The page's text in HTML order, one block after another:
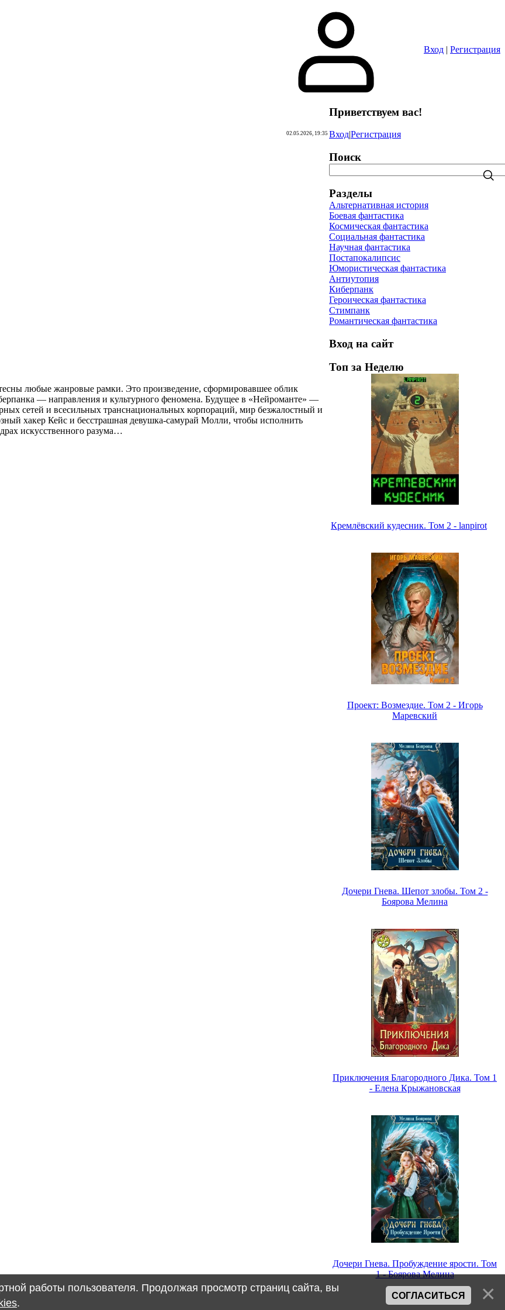
Вход | Регистрация
02.05.2026, 19:35
любые жанровые рамки. Это произведение, сформировавшее облик
— направления и культурного феномена. Будущее в «Нейроманте» —
сетей и всесильных транснациональных корпораций, мир безжалостный и
хакер Кейс и бесстрашная девушка‑самурай Молли, чтобы исполнить
искусственного разума…
Приветствуем вас!
Вход|Регистрация
Поиск
Разделы
Альтернативная история
Боевая фантастика
Космическая фантастика
Социальная фантастика
Научная фантастика
Постапокалипсис
Юмористическая фантастика
Антиутопия
Киберпанк
Героическая фантастика
Стимпанк
Романтическая фантастика
Вход на сайт
Топ за Неделю
Кремлёвский кудесник. Том 2 - lanpirot
Проект: Возмездие. Том 2 - Игорь
Маревский
Дочери Гнева. Шепот злобы. Том 2 -
Боярова Мелина
Приключения Благородного Дика. Том 1
- Елена Крыжановская
Дочери Гнева. Пробуждение ярости. Том
1 - Боярова Мелина
работы пользователя. Продолжая просмотр страниц сайта, вы
.
СОГЛАСИТЬСЯ